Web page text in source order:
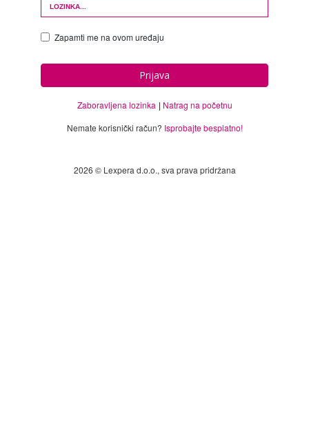
Zapamti me na ovom uređaju
Prijava
Zaboravljena lozinka
Natrag na početnu
Nemate korisnički račun? Isprobajte besplatno!
2026 © Lexpera d.o.o., sva prava pridržana